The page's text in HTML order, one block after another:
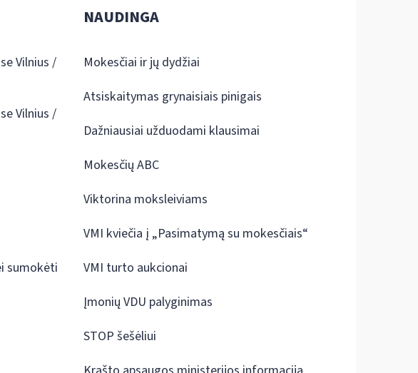
Vilnius /
Vilnius /
sumokėti
NAUDINGA
Mokesčiai ir jų dydžiai
Atsiskaitymas grynaisiais pinigais
Dažniausiai užduodami klausimai
Mokesčių ABC
Viktorina moksleiviams
VMI kviečia į „Pasimatymą su mokesčiais“
VMI turto aukcionai
Įmonių VDU palyginimas
STOP šešėliui